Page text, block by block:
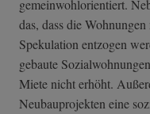
gemeinwohlorientiert.
das, dass die
Spekulation entzogen
gebaute
Miete nicht erhöht.
Neubauprojekten eine